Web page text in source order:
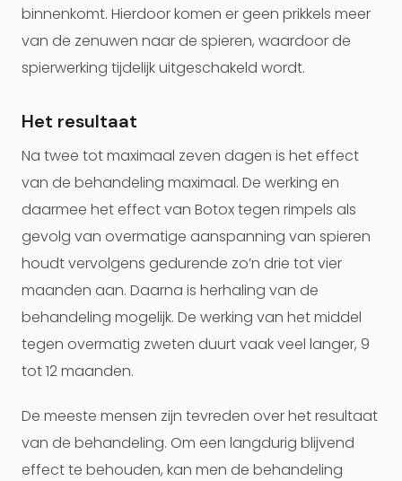
binnenkomt. Hierdoor komen er geen prikkels meer
van de zenuwen naar de spieren, waardoor de
spierwerking tijdelijk uitgeschakeld wordt.
Het resultaat
Na twee tot maximaal zeven dagen is het effect
van de behandeling maximaal. De werking en
daarmee het effect van Botox tegen rimpels als
gevolg van overmatige aanspanning van spieren
houdt vervolgens gedurende zo’n drie tot vier
maanden aan. Daarna is herhaling van de
behandeling mogelijk. De werking van het middel
tegen overmatig zweten duurt vaak veel langer, 9
tot 12 maanden.
De meeste mensen zijn tevreden over het resultaat
van de behandeling. Om een langdurig blijvend
effect te behouden, kan men de behandeling